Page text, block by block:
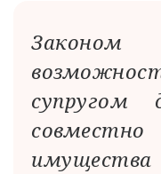
Законом
супругом